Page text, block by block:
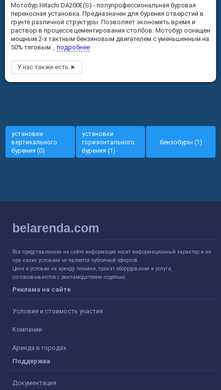
Мотобур Hitachi DA200E(S) - полупрофессиональная буровая
переносная установка. Предназначен для бурения отверстий в
грунте различной структуры. Позволяет экономить время и
раствор в процессе цементирования столбов. Мотобур оснащен
мощным 2-х тактным бензиновым двигателем с уменьшенным на
50% тяговым... подробнее
установки
вертикального
бурения (0)
установки
горизонтального
бурения (1)
бензобуры (1)
belarenda.com
Вся представленная на сайте информация носит информационный характер и ни
при каких условиях не является публичной офертой.
Цена и условия на аренду техники, прокат оборудования и услуги,
согласовываются с рекламодателем отдельно.
Реклама на сайте
Условия и стоимость участия
Компании
Аренда в городах
Поддержка
Документация